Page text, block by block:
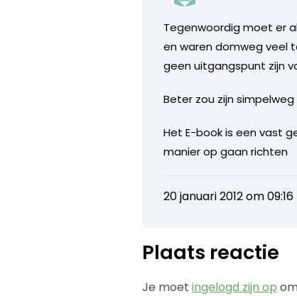
Tegenwoordig moet er
en waren domweg veel
geen uitgangspunt zijn
Beter zou zijn
Het E-book is een vast
manier op gaan richten
20 januari 2012 om 09:16
Plaats reactie
Je moetingelogd zijn op